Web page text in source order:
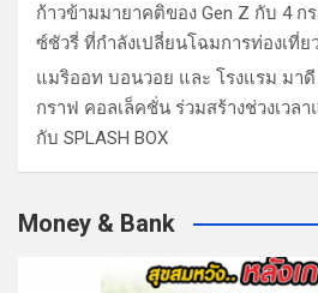
ก้าวข้ามมายาคติของ Gen Z กับ 4
ซ์ชัวรี่ ที่กำลังเปลี่ยนโฉมการท่องเที่ย
แมริออท บอนวอย และ โรงแรม มา
กราฟ คอลเล็คชั่น ร่วมสร้างช่วงเวล
กับ SPLASH BOX
Money & Bank